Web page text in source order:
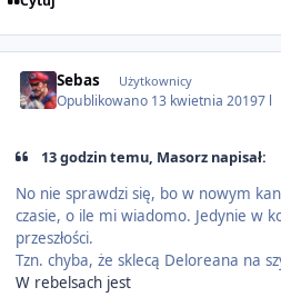
Sebas Użytkownicy
Opublikowano 13 kwietnia 20197 l
13 godzin temu, Masorz napisał:
No nie sprawdzi się, bo w nowym
czasie, o ile mi wiadomo. Jedynie w
przeszłości.
Tzn. chyba, że sklecą Deloreana na
W rebelsach jest